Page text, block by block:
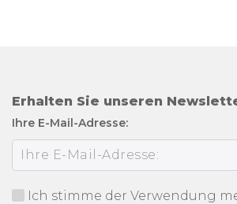
Erhalten Sie unseren
Ihre E-Mail-Adresse:
Ich stimme der Verwendung